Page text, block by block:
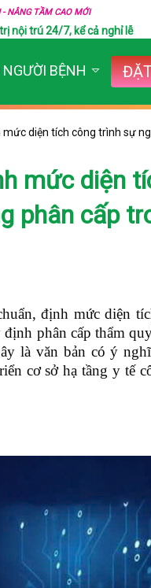
- NÂNG TẦM CAO MỚI
nội trú 24/7, kể cả nghỉ lễ
BỆNH
diện tích công trình sự
mức diện
phân cấp
định mức diện
phân cấp thẩm
là văn bản có ý
cơ sở hạ tầng y tế